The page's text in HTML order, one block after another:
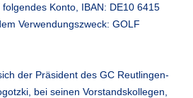
Konto, IBAN: DE10 6415
Verwendungszweck: GOLF
der Präsident des GC Reutlingen-
bei seinen Vorstandskollegen,